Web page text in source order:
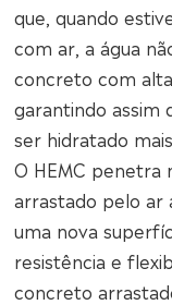
que, quando
com ar, a água
concreto com
garantindo assim
ser hidratado
O HEMC
arrastado pelo
uma nova
resistência e
concreto